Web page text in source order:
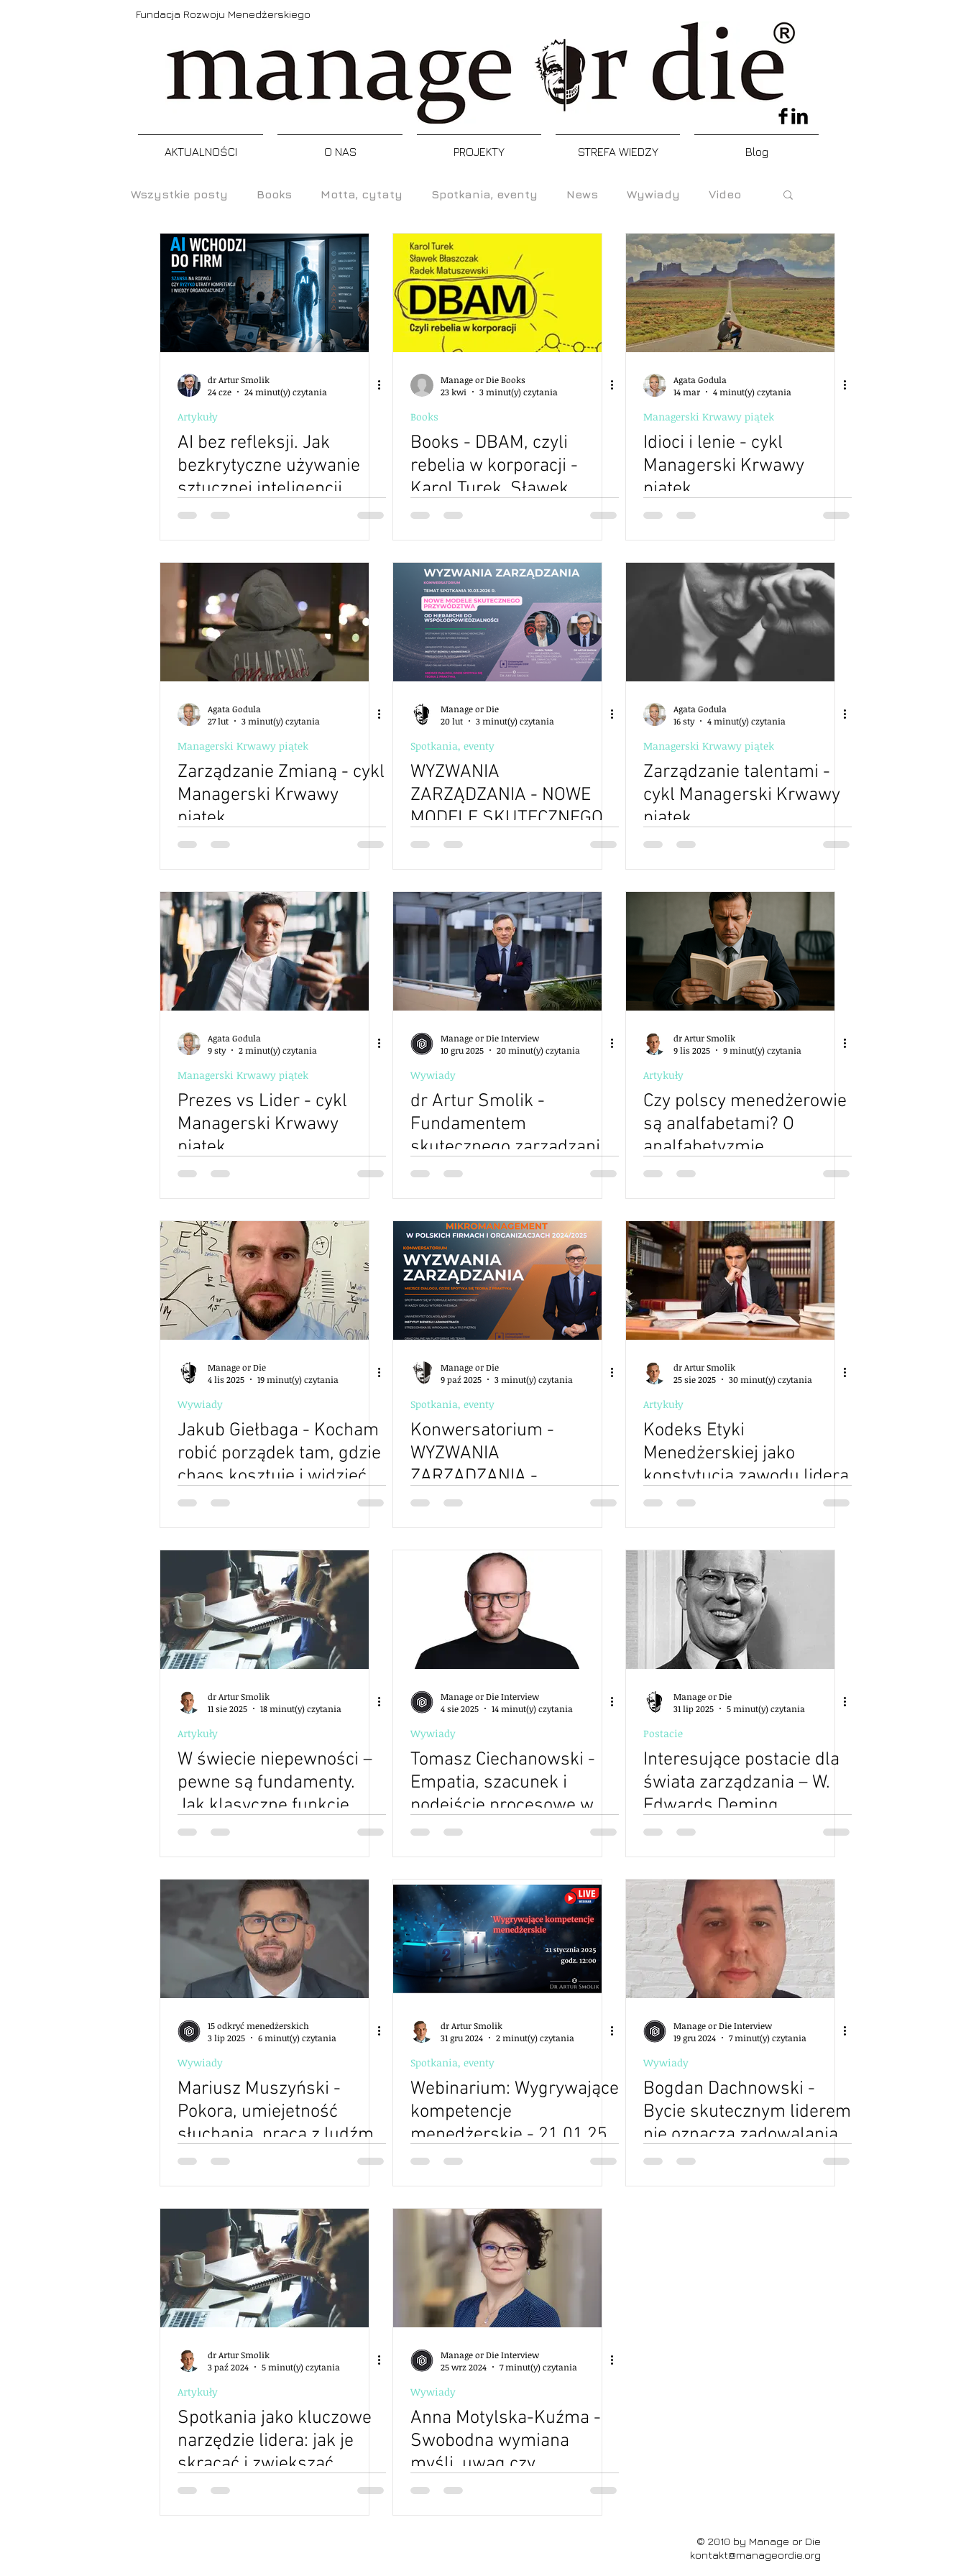
Fundacja Rozwoju Menedżerskiego
AKTUALNOŚCI O NAS PROJEKTY STREFA WIEDZY Blog
Wszystkie posty Books Motta, cytaty Spotkania, eventy News Wywiady Video
Prezentacje Narzędzia Refleksja Artykuły Podcast Inspiracje
Raporty, badania Szkolenia, programy, certyfikacje Postacie Managerski Krwawy piątek
dr Artur Smolik
24 cze
24 minut(y) czytania
Artykuły
AI bez refleksji. Jak
bezkrytyczne używanie
sztucznej inteligencji
osłabia kompetencje,
motywację i wiedzę
organizacyjną
Manage or Die Books
23 kwi
3 minut(y) czytania
Books
Books - DBAM, czyli
rebelia w korporacji -
Karol Turek, Sławek
Błaszczak, Radek
Matuszewski
Agata Godula
14 mar
4 minut(y) czytania
Managerski Krwawy piątek
Idioci i lenie - cykl
Managerski Krwawy
piątek
Agata Godula
27 lut
3 minut(y) czytania
Managerski Krwawy piątek
Zarządzanie Zmianą - cykl
Managerski Krwawy
piątek
Manage or Die
20 lut
3 minut(y) czytania
Spotkania, eventy
WYZWANIA
ZARZĄDZANIA - NOWE
MODELE SKUTECZNEGO
PRZYWÓDZTWA -
10.03.2026 - Wrocław -
Konwersatorium dr A.
Smolik, Karol Turek
Agata Godula
16 sty
4 minut(y) czytania
Managerski Krwawy piątek
Zarządzanie talentami -
cykl Managerski Krwawy
piątek
Agata Godula
9 sty
2 minut(y) czytania
Managerski Krwawy piątek
Prezes vs Lider - cykl
Managerski Krwawy
piątek
Manage or Die Interview
10 gru 2025
20 minut(y) czytania
Wywiady
dr Artur Smolik -
Fundamentem
skutecznego zarządzania
jest przede wszystkim
profesjonalizm i
odpowiedzialność -15
odkryć menedżerskich -
edycja 2 - S02E22
dr Artur Smolik
9 lis 2025
9 minut(y) czytania
Artykuły
Czy polscy menedżerowie
są analfabetami? O
analfabetyzmie
funkcjonalnym w polskich
firmach i organizacjach
Manage or Die
4 lis 2025
19 minut(y) czytania
Wywiady
Jakub Giełbaga - Kocham
robić porządek tam, gdzie
chaos kosztuje i widzieć,
jak ten porządek
przekłada się na wartość
dla ludzi i firmy - 15
odkryć menedżerskich -
edycja 2 - S02E21
Manage or Die
9 paź 2025
3 minut(y) czytania
Spotkania, eventy
Konwersatorium -
WYZWANIA
ZARZĄDZANIA -
MIKROMANAGEMENT -
Spotkanie - 18.11.2025 -
Wrocław
dr Artur Smolik
25 sie 2025
30 minut(y) czytania
Artykuły
Kodeks Etyki
Menedżerskiej jako
konstytucja zawodu lidera
dr Artur Smolik
11 sie 2025
18 minut(y) czytania
Artykuły
W świecie niepewności –
pewne są fundamenty.
Jak klasyczne funkcje
zarządzania wspierają
nowoczesne
przywództwo?
Manage or Die Interview
4 sie 2025
14 minut(y) czytania
Wywiady
Tomasz Ciechanowski -
Empatia, szacunek i
podejście procesowe w
zarządzaniu... -15 odkryć
menedżerskich - edycja 2
- S02E18
Manage or Die
31 lip 2025
5 minut(y) czytania
Postacie
Interesujące postacie dla
świata zarządzania – W.
Edwards Deming
15 odkryć menedżerskich
3 lip 2025
6 minut(y) czytania
Wywiady
Mariusz Muszyński -
Pokora, umiejetność
słuchania, praca z ludźmi
i blisko ludzi -15 odkryć
menedżerskich - edycja 2
- S02E17
dr Artur Smolik
31 gru 2024
2 minut(y) czytania
Spotkania, eventy
Webinarium: Wygrywające
kompetencje
menedżerskie - 21.01.25
Manage or Die Interview
19 gru 2024
7 minut(y) czytania
Wywiady
Bogdan Dachnowski -
Bycie skutecznym liderem
nie oznacza zadowalania
wszystkich i brania na
swoje barki całej
dr Artur Smolik
3 paź 2024
5 minut(y) czytania
Artykuły
Spotkania jako kluczowe
narzędzie lidera: jak je
skracać i zwiększać
efektywność?(głos
pracowników) - wyniki
Manage or Die Interview
25 wrz 2024
7 minut(y) czytania
Wywiady
Anna Motylska-Kuźma -
Swobodna wymiana
myśli, uwag czy
spostrzeżeń to jedna z
podstawowych zasad - 15
© 2010 by Manage or Die
kontakt@manageordie.org